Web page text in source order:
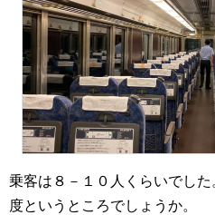
乗客は８－１０人くらいでし
度というところでしょうか。